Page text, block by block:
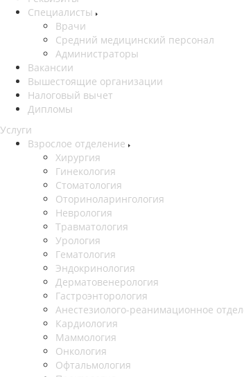
Специалисты
Врачи
Средний медицинский персонал
Администраторы
Вакансии
Вышестоящие организации
Налоговый вычет
Дипломы
Услуги
Взрослое отделение
Хирургия
Гинекология
Стоматология
Оториноларингология
Неврология
Травматология
Урология
Гематология
Эндокринология
Дерматовенерология
Гастроэнторология
Анестезиолого-реанимационное
Кардиология
Маммология
Онкология
Офтальмология